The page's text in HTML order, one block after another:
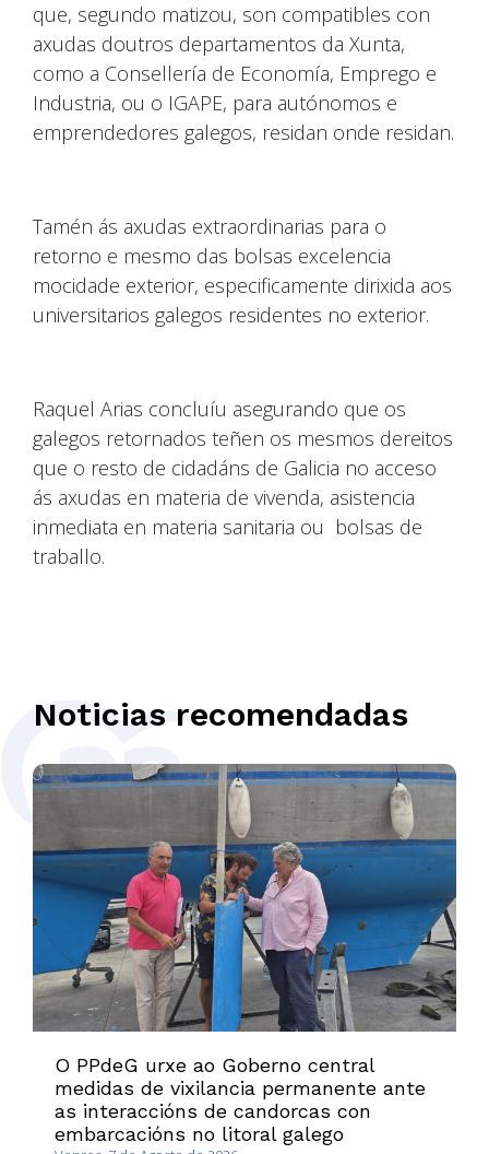
que, segundo matizou, son compatibles con
axudas doutros departamentos da Xunta,
como a Consellería de Economía, Emprego e
Industria, ou o IGAPE, para autónomos e
emprendedores galegos, residan onde residan.
Tamén ás axudas extraordinarias para o
retorno e mesmo das bolsas excelencia
mocidade exterior, especificamente dirixida aos
universitarios galegos residentes no exterior.
Raquel Arias concluíu asegurando que os
galegos retornados teñen os mesmos dereitos
que o resto de cidadáns de Galicia no acceso
ás axudas en materia de vivenda, asistencia
inmediata en materia sanitaria ou bolsas de
traballo.
Noticias recomendadas
O PPdeG urxe ao Goberno central
medidas de vixilancia permanente ante
as interaccións de candorcas con
embarcacións no litoral galego